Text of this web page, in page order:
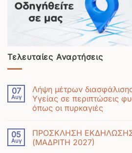
Τελευταίες Αναρτήσεις
07
Αυγ
Λήψη μέτρων
Υγείας σε περιπτώσεις
όπως οι πυρκαγιές
υπάρχουν
σχόλια
στο
05
Αυγ
ΠΡΟΣΚΛΗΣΗ
(ΜΑΔΡΙΤΗ 2027)